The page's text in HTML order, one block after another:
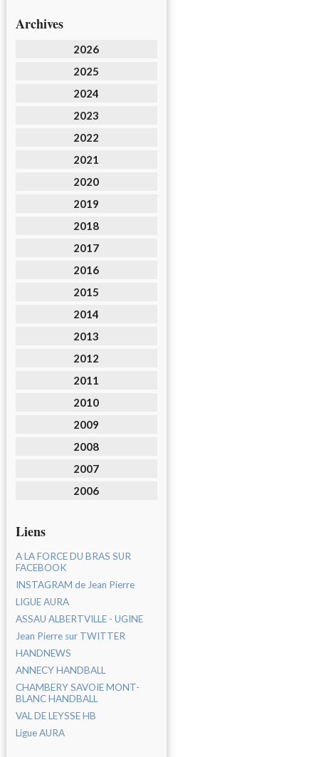
Archives
2026
2025
2024
2023
2022
2021
2020
2019
2018
2017
2016
2015
2014
2013
2012
2011
2010
2009
2008
2007
2006
Liens
A LA FORCE DU BRAS SUR
FACEBOOK
INSTAGRAM de Jean Pierre
LIGUE AURA
ASSAU ALBERTVILLE - UGINE
Jean Pierre sur TWITTER
HANDNEWS
ANNECY HANDBALL
CHAMBERY SAVOIE MONT-
BLANC HANDBALL
VAL DE LEYSSE HB
Ligue AURA